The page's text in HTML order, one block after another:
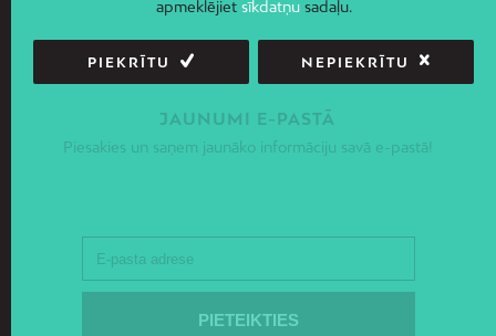
JAUNUMI E-PASTĀ
Piesakies un saņem jaunāko informāciju savā e-pastā!
apmeklējiet sīkdatņusadaļu.
PIEKRĪTU NEPIEKRĪTU